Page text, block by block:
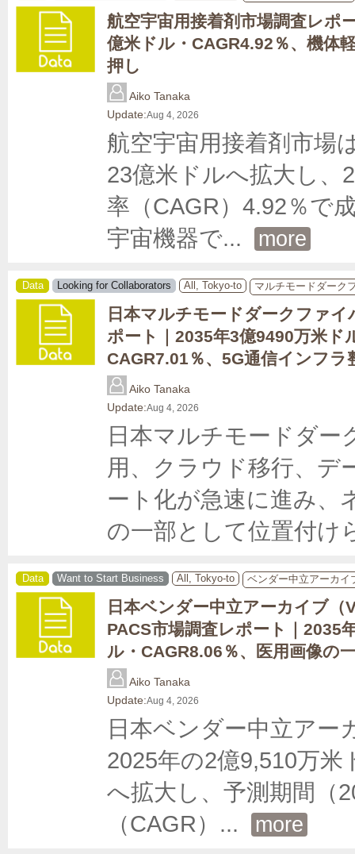
航空宇宙用接着剤市場調査レポ
億米ドル・CAGR4.92％、機体
押し
Aiko Tanaka
Update:Aug 4, 2026
航空宇宙用接着剤市場
23億米ドルへ拡大し、
率（CAGR）4.92％で
宇宙機器で... more
Data Looking for Collaborators All, Tokyo-to マルチモードダーク
日本マルチモードダークファイ
ポート｜2035年3億9490万米ド
CAGR7.01％、5G通信インフラ
Aiko Tanaka
Update:Aug 4, 2026
日本マルチモードダー
用、クラウド移行、デ
ート化が急速に進み、
の一部として位置付け
Data Want to Start Business All, Tokyo-to ベンダー中立アーカイ
日本ベンダー中立アーカイブ（
PACS市場調査レポート｜2035
ル・CAGR8.06％、医用画像の
Aiko Tanaka
Update:Aug 4, 2026
日本ベンダー中立アー
2025年の2億9,510万
へ拡大し、予測期間（
（CAGR） ... more